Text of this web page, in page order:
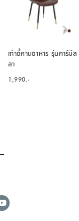
เก้าอี้ทานอาหาร รุ่นคาร์มีล
ลา
1,990.-